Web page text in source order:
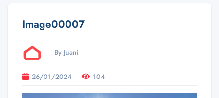
Image00007
By Juani
26/01/2024 104